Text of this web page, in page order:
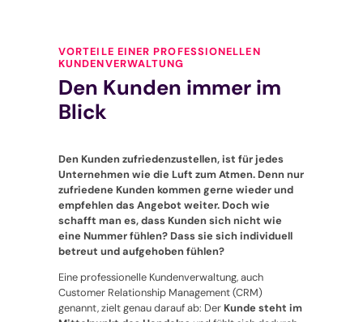
VORTEILE EINER PROFESSIONELLEN
KUNDENVERWALTUNG
Den Kunden immer im
Blick
Den Kunden zufriedenzustellen, ist für jedes
Unternehmen wie die Luft zum Atmen. Denn nur
zufriedene Kunden kommen gerne wieder und
empfehlen das Angebot weiter. Doch wie
schafft man es, dass Kunden sich nicht wie
eine Nummer fühlen? Dass sie sich individuell
betreut und aufgehoben fühlen?
Eine professionelle Kundenverwaltung, auch
Customer Relationship Management (CRM)
genannt, zielt genau darauf ab: Der Kunde steht im